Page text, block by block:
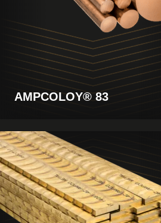
AMPCOLOY® 83
Visualizza
il
prodotto